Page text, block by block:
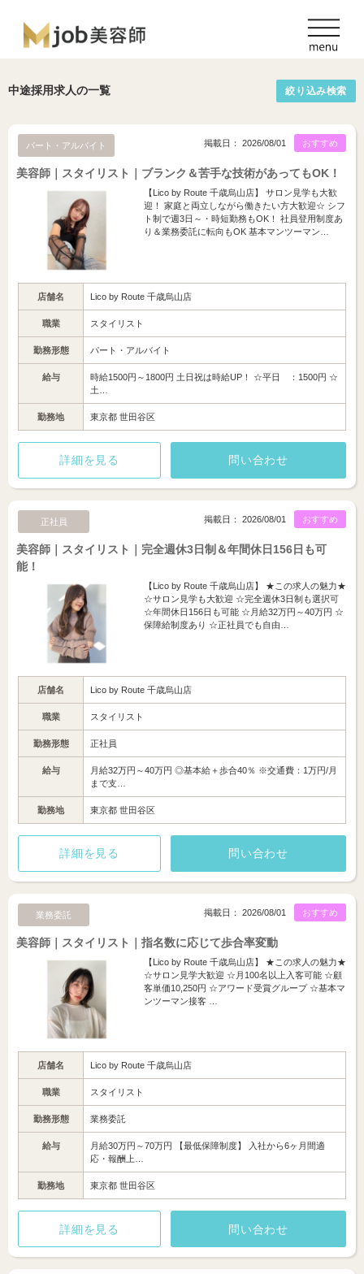
中途採用求人の一覧 絞り込み検索
パート・アルバイト おすすめ
掲載日： 2026/08/01
美容師｜スタイリスト｜ブランク＆苦手な技術があってもOK！
【Lico by Route 千歳烏山店】 サロン見学も大歓
迎！ 家庭と両立しながら働きたい方大歓迎☆ シフ
ト制で週3日～・時短勤務もOK！ 社員登用制度あ
り＆業務委託に転向もOK 基本マンツーマン…
店舗名 Lico by Route 千歳烏山店
職業 スタイリスト
勤務形態 パート・アルバイト
給与
時給1500円～1800円 土日祝は時給UP！ ☆平日 ：1500円 ☆
土…
勤務地 東京都 世田谷区
詳細を見る 問い合わせ
正社員 おすすめ
掲載日： 2026/08/01
美容師｜スタイリスト｜完全週休3日制＆年間休日156日も可
能！
【Lico by Route 千歳烏山店】 ★この求人の魅力★
☆サロン見学も大歓迎 ☆完全週休3日制も選択可
☆年間休日156日も可能 ☆月給32万円～40万円 ☆
保障給制度あり ☆正社員でも自由…
店舗名 Lico by Route 千歳烏山店
職業 スタイリスト
勤務形態 正社員
給与
月給32万円～40万円 ◎基本給＋歩合40％ ※交通費：1万円/月
まで支…
勤務地 東京都 世田谷区
詳細を見る 問い合わせ
業務委託 おすすめ
掲載日： 2026/08/01
美容師｜スタイリスト｜指名数に応じて歩合率変動
【Lico by Route 千歳烏山店】 ★この求人の魅力★
☆サロン見学大歓迎 ☆月100名以上入客可能 ☆顧
客単価10,250円 ☆アワード受賞グループ ☆基本マ
ンツーマン接客 …
店舗名 Lico by Route 千歳烏山店
職業 スタイリスト
勤務形態 業務委託
給与
月給30万円～70万円 【最低保障制度】 入社から6ヶ月間適
応・報酬上…
勤務地 東京都 世田谷区
詳細を見る 問い合わせ